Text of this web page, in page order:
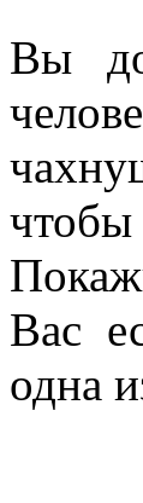
Вы
Вас
одна